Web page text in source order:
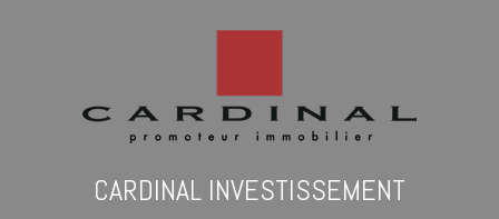
CARDINAL INVESTISSEMENT